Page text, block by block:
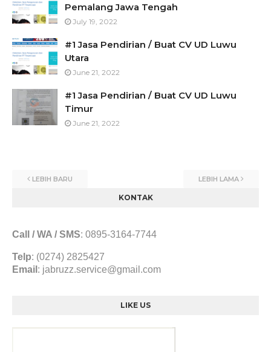
Pemalang Jawa Tengah
July 19, 2022
#1 Jasa Pendirian / Buat CV UD Luwu
Utara
June 21, 2022
#1 Jasa Pendirian / Buat CV UD Luwu
Timur
June 21, 2022
LEBIH BARU LEBIH LAMA
KONTAK
Call / WA / SMS: 0895-3164-7744
Telp: (0274) 2825427
Email : jabruzz.service@gmail.com
LIKE US